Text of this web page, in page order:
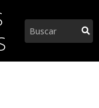
Pesquisar